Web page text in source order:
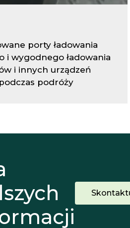
porty ładowania
i wygodnego ładowania
i innych urządzeń
podróży